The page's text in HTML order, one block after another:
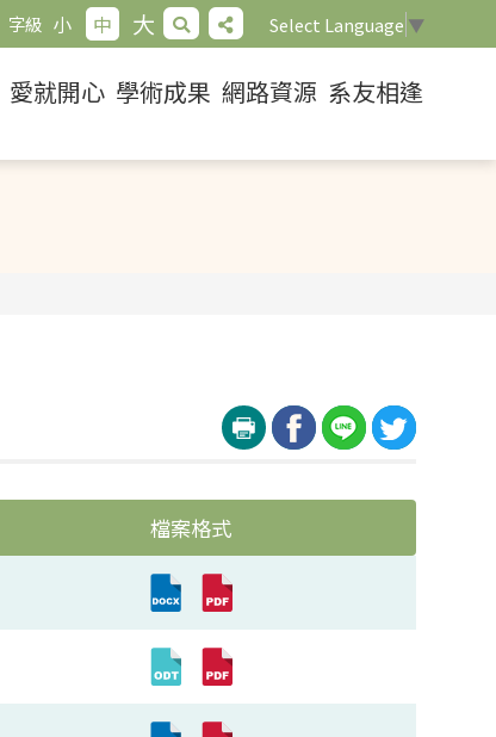
字級 小 中 大 Select Language ▼
愛就開心 學術成果 網路資源 系友相逢
檔案格式